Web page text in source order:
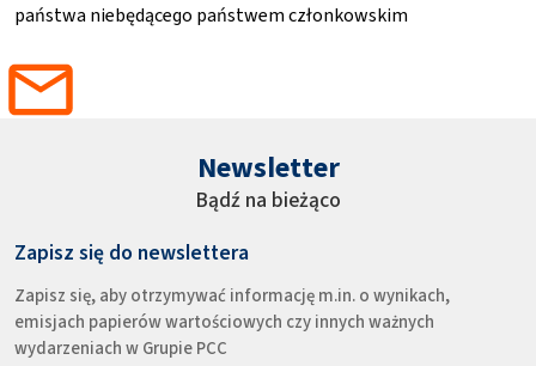
państwa niebędącego państwem członkowskim
Newsletter
Bądź na bieżąco
Zapisz się do newslettera
Zapisz się, aby otrzymywać informację m.in. o wynikach,
emisjach papierów wartościowych czy innych ważnych
wydarzeniach w Grupie PCC